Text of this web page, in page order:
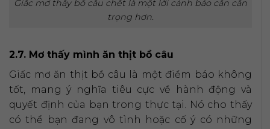
Giấc mơ thấy bồ câu chết là một lời cảnh báo cần cẩn
trọng hơn.
2.7. Mơ thấy mình ăn thịt bồ câu
Giấc mơ ăn thịt bồ câu là một điềm báo không
tốt, mang ý nghĩa tiêu cực về hành động và
quyết định của bạn trong thực tại. Nó cho thấy
có thể bạn đang vô tình hoặc cố ý có những